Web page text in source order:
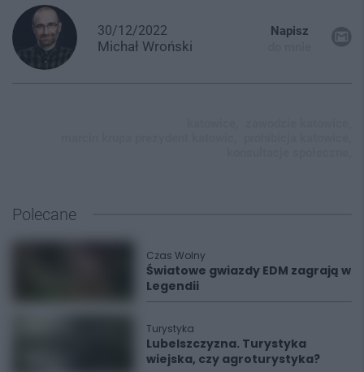
30/12/2022
Michał Wroński
Napisz
Polecane
Czas Wolny
Światowe gwiazdy EDM zagrają w
Legendii
Turystyka
Lubelszczyzna. Turystyka
wiejska, czy agroturystyka?